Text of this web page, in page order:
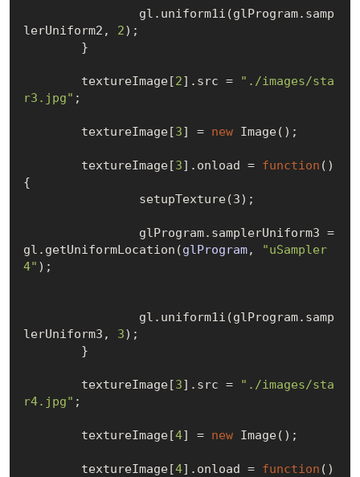
lerUniform2, 2);
	textureImage
[2] .src =
"./images/sta
r3.jpg" ;
	textureImage
[3] = new Image() ;
	textureImage
[3] .onload = function ()
{
		setup
Texture(3) ;
gl.getUniformLocation(glProgram,
"uSampler
4" ) ;
lerUniform3, 3);
	textureImage
[3] .src =
"./images/sta
r4.jpg" ;
	textureImage
[4] = new Image() ;
	textureImage
[4] .onload = function ()